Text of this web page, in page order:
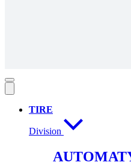
TIRE
Division